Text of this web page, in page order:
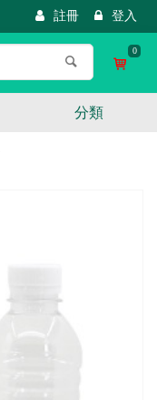
註冊 登入
0
分類